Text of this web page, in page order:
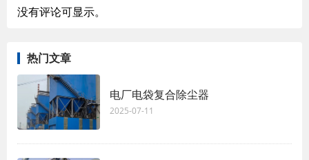
没有评论可显示。
热门文章
电厂电袋复合除尘器
2025-07-11